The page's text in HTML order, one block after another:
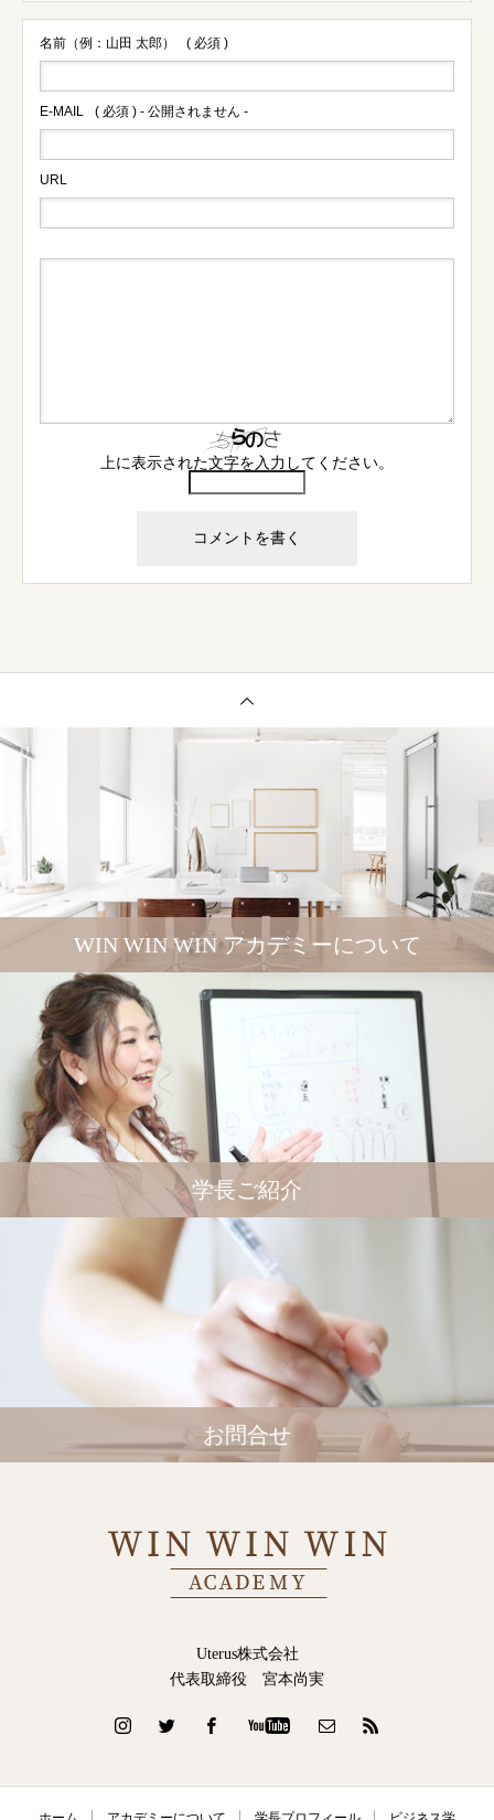
名前（例：山田 太郎） ( 必須 )
E-MAIL ( 必須 ) - 公開されません -
URL
上に表示された文字を入力してください。
WIN WIN WIN アカデミーについて
学長ご紹介
お問合せ
Uterus株式会社
代表取締役 宮本尚実